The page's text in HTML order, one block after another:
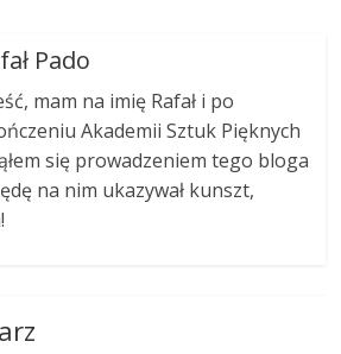
Pado
mam na imię Rafał i po
Akademii Sztuk Pięknych
się prowadzeniem tego bloga
na nim ukazywał kunszt,